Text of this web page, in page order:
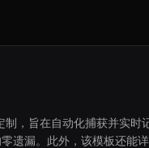
，旨在自动化捕获并实
遗漏。此外，该模板还能